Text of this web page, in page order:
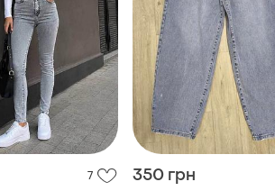
7 350 грн